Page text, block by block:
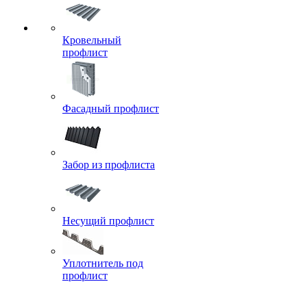
Кровельный
профлист
Фасадный профлист
Забор из профлиста
Несущий профлист
Уплотнитель под
профлист